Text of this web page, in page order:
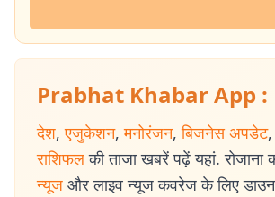
Prabhat Khabar App :
देश, एजुकेशन, मनोरंजन, बिजनेस अपडेट,
राशिफल की ताजा खबरें पढ़ें यहां. रोजाना
न्यूज और लाइव न्यूज कवरेज के लिए